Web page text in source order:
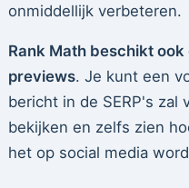
onmiddellijk verbeteren.
Rank Math beschikt
previews. Je kunt een
bericht in de SERP's zal
bekijken en zelfs zien
het op social media